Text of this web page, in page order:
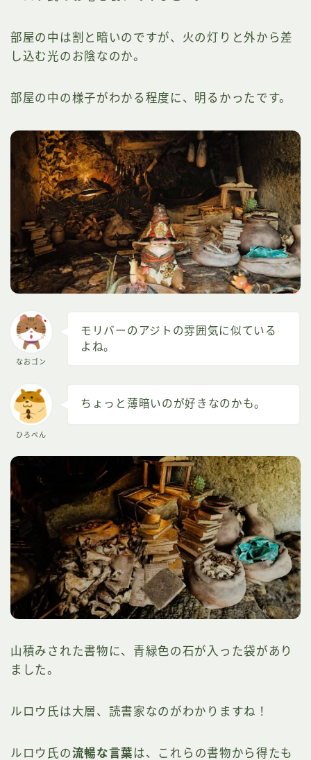
部屋の中は割と暗いのですが、火の灯りと外から差
し込む光のお陰なのか。
部屋の中の様子がわかる程度に、明るかったです。
なおゴン
モリバーのアジトの雰囲気に似ている
よね。
ひろぺん
ちょっと薄暗いのが好きなのかも。
山積みされた書物に、青緑色の石が入った袋があり
ました。
ルロウ氏は大層、読書家なのがわかりますね！
ルロウ氏の流暢な言葉 は、これらの書物から得たも